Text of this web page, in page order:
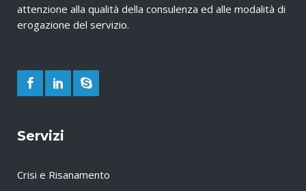
attenzione alla qualità della consulenza ed alle modalità di
erogazione del servizio.
Servizi
Crisi e Risanamento